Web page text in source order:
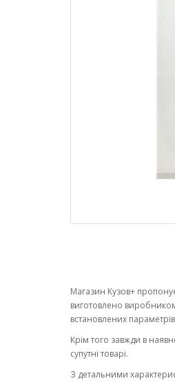
Магазин Кузов+
виготовлено
встановлених параметрів
Крім того завжди в
супутні товарі.
З детальними